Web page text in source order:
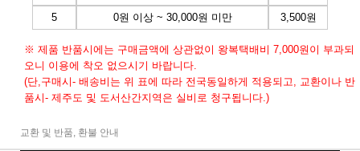
5
0원 이상 ~ 30,000원 미만 3,500원
※ 제품 반품시에는 구매금액에 상관없이 왕복택배비 7,000원이 부과되
오니 이용에 착오 없으시기 바랍니다.
(단,구매시- 배송비는 위 표에 따라 전국동일하게 적용되고, 교환이나 반
품시- 제주도 및 도서산간지역은 실비로 청구됩니다.)
교환 및 반품, 환불 안내